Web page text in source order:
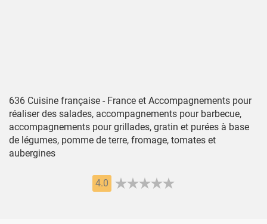
636 Cuisine française - France et Accompagnements pour
réaliser des salades, accompagnements pour barbecue,
accompagnements pour grillades, gratin et purées à base
de légumes, pomme de terre, fromage, tomates et
aubergines
4.0